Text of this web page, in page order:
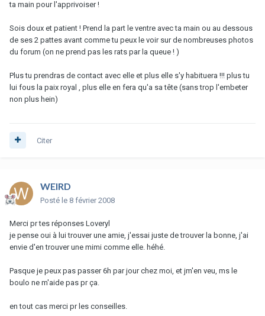
ta main pour l'apprivoiser !
Sois doux et patient ! Prend la part le ventre avec ta main ou au dessous
de ses 2 pattes avant comme tu peux le voir sur de nombreuses photos
du forum (on ne prend pas les rats par la queue ! )
Plus tu prendras de contact avec elle et plus elle s'y habituera !!! plus tu
lui fous la paix royal , plus elle en fera qu'a sa tête (sans trop l'embeter
non plus hein)
Citer
WEIRD
Posté le 8 février 2008
Merci pr tes réponses Loveryl
je pense oui à lui trouver une amie, j'essai juste de trouver la bonne, j'ai
envie d'en trouver une mimi comme elle. héhé.
Pasque je peux pas passer 6h par jour chez moi, et jm'en veu, ms le
boulo ne m'aide pas pr ça.
en tout cas merci pr les conseilles.